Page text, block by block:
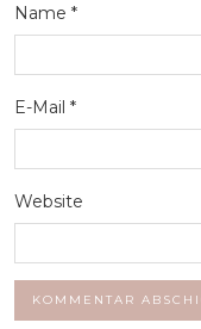
Name *
E-Mail *
Website